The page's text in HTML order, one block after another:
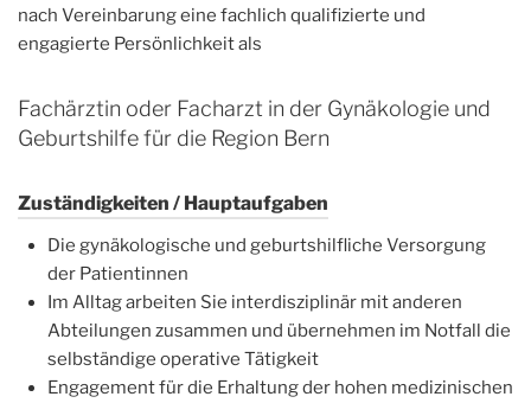
nach Vereinbarung eine fachlich qualifizierte und
engagierte Persönlichkeit als
Fachärztin oder Facharzt in der Gynäkologie und
Geburtshilfe für die Region Bern
Zuständigkeiten / Hauptaufgaben
Die gynäkologische und geburtshilfliche Versorgung
der Patientinnen
Im Alltag arbeiten Sie interdisziplinär mit anderen
Abteilungen zusammen und übernehmen im Notfall die
selbständige operative Tätigkeit
Engagement für die Erhaltung der hohen medizinischen